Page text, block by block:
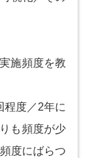
施頻度を教
程度／2年に
も頻度が少
度にばらつ